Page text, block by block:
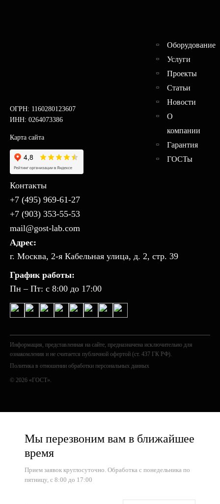
ОГРН: 1160280123607
ИНН: 0264073386
Карта сайта
Оборудование
Услуги
Проекты
Статьи
Новости
О
компании
Гарантия
ГОСТы
Контакты
+7 (495) 969-61-27
+7 (903) 353-55-53
mail@gost-lab.com
Адрес:
г. Москва, 2-я Кабельная улица, д. 2, стр. 39
График работы:
Пн – Пт: с 8:00 до 17:00
© 2026 «ГОСТ».
Информация, представленная на сайте, предназначена исключительно для
ознакомления и не считается публичной офертой (ст. 437 ГК РФ).
Политика в отношении обработки персональных данных
Мы перезвоним вам в ближайшее
время
Прием заявок круглосуточно. Обработка с понедельника по
пятницу, с 8:00 до 17:00